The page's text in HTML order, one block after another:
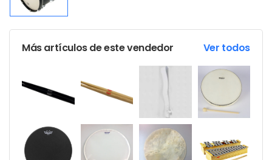
Más artículos de este vendedor Ver todos